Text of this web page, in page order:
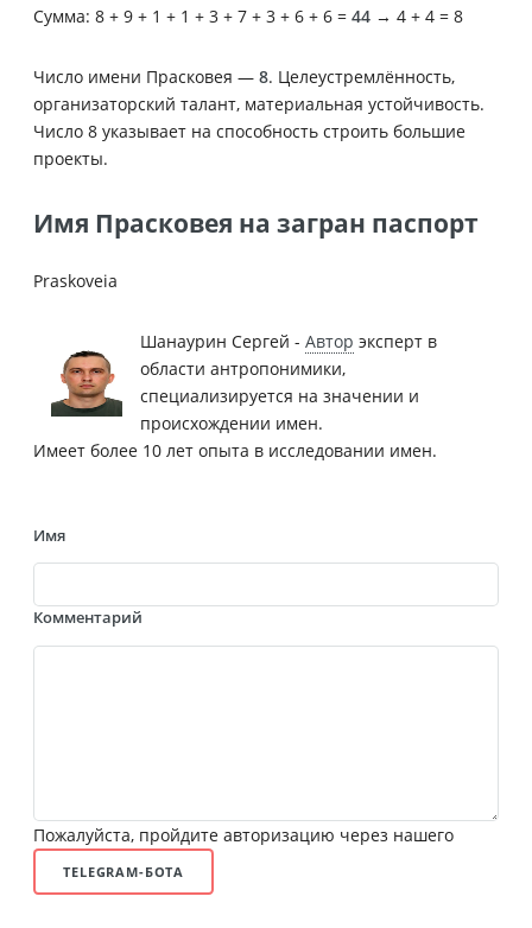
Сумма: 8 + 9 + 1 + 1 + 3 + 7 + 3 + 6 + 6 = 44 → 4 + 4 = 8
Число имени Прасковея — 8. Целеустремлённость,
организаторский талант, материальная устойчивость.
Число 8 указывает на способность строить большие
проекты.
Имя Прасковея на загран паспорт
Praskoveia
Шанаурин Сергей - Автор эксперт в
области антропонимики,
специализируется на значении и
происхождении имен.
Имеет более 10 лет опыта в исследовании имен.
Имя
Комментарий
Пожалуйста, пройдите авторизацию через нашего
TELEGRAM-БОТА